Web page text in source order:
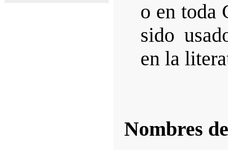
o en toda
sido
en la
Nombres